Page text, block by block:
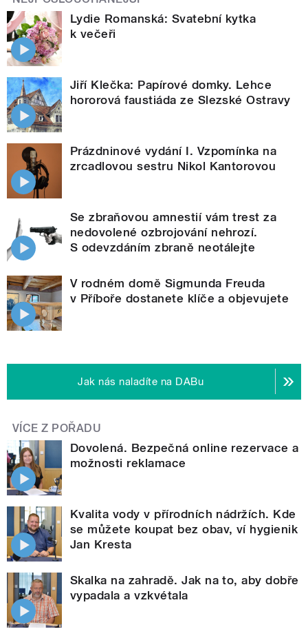
Lydie Romanská: Svatební kytka
k večeři
Jiří Klečka: Papírové domky. Lehce
hororová faustiáda ze Slezské Ostravy
Prázdninové vydání I. Vzpomínka na
zrcadlovou sestru Nikol Kantorovou
Se zbraňovou amnestií vám trest za
nedovolené ozbrojování nehrozí.
S odevzdáním zbraně neotálejte
V rodném domě Sigmunda Freuda
v Příboře dostanete klíče a objevujete
Jak nás naladíte na DABu
VÍCE Z POŘADU
Dovolená. Bezpečná online rezervace a
možnosti reklamace
Kvalita vody v přírodních nádržích. Kde
se můžete koupat bez obav, ví hygienik
Jan Kresta
Skalka na zahradě. Jak na to, aby dobře
vypadala a vzkvétala